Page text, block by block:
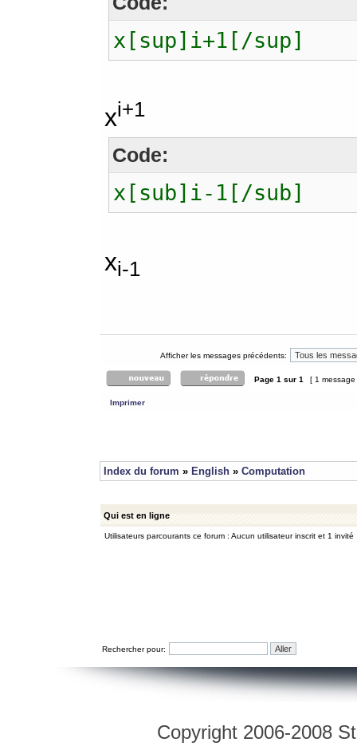
x[sup]i+1[/sup]
xi+1
Code:
x[sub]i-1[/sub]
xi-1
Afficher les messages précédents:
Page 1 sur 1 [ 1
Imprimer
Index du forum » English » Computation
Qui est en ligne
Utilisateurs parcourants ce forum : Aucun utilisateur inscrit et 1 invité
Rechercher pour:
Copyright 2006-2008